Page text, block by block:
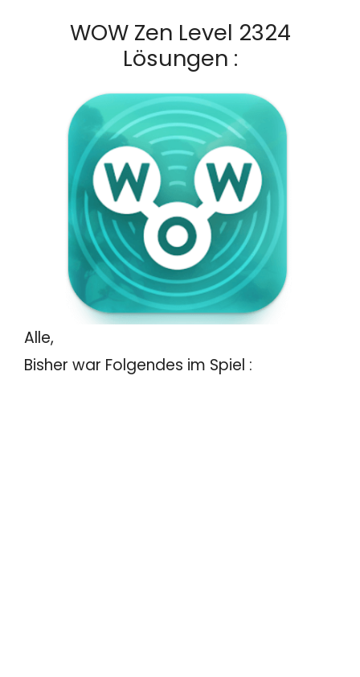
WOW Zen Level 2324
Lösungen :
Alle,
Bisher war Folgendes im Spiel :